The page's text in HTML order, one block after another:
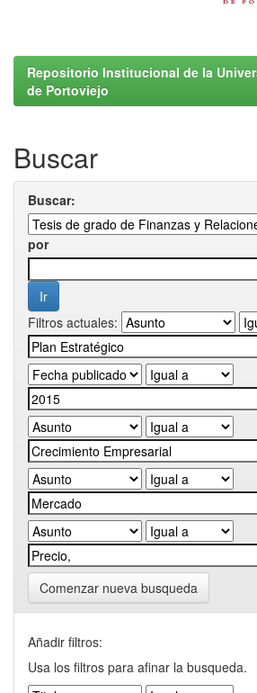
Repositorio Institucional de la
de Portoviejo
Buscar
Buscar:
por
Filtros actuales:
Comenzar nueva busqueda
Añadir filtros:
Usa los filtros para afinar la busqueda.